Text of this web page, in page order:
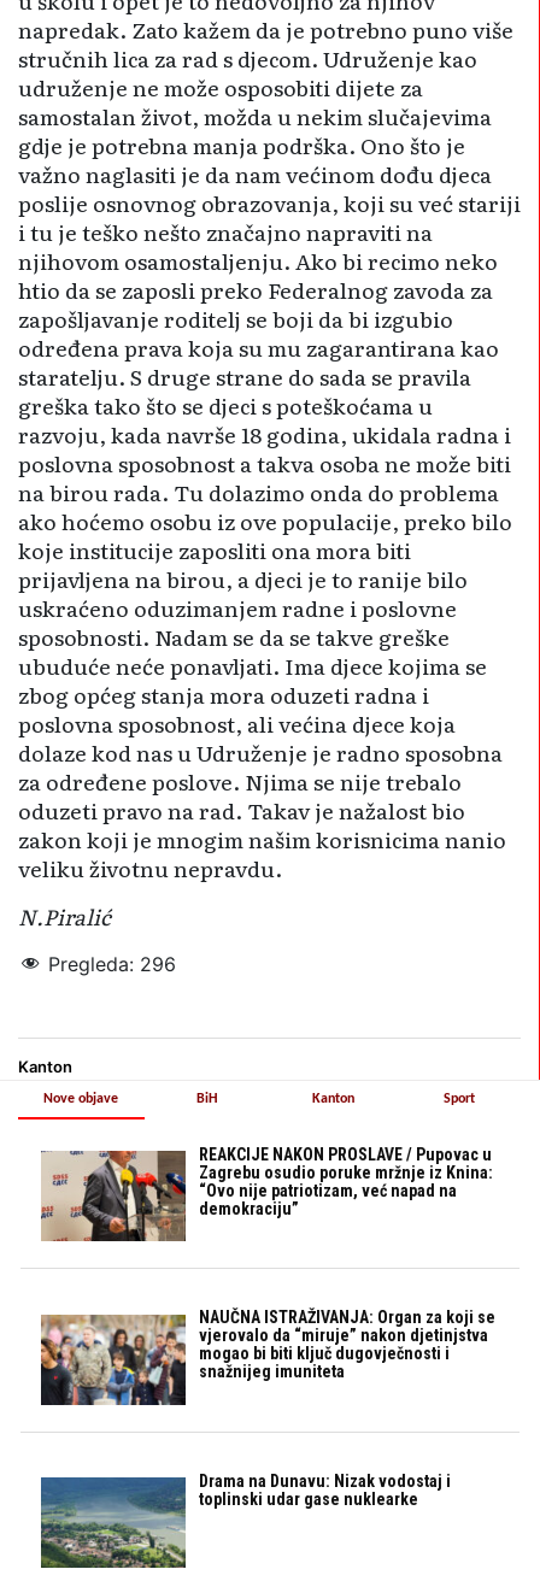
napredak. Zato kažem da je potrebno puno više
stručnih lica za rad s djecom. Udruženje kao
udruženje ne može osposobiti dijete za
samostalan život, možda u nekim slučajevima
gdje je potrebna manja podrška. Ono što je
važno naglasiti je da nam većinom dođu djeca
poslije osnovnog obrazovanja, koji su već stariji
i tu je teško nešto značajno napraviti na
njihovom osamostaljenju. Ako bi recimo neko
htio da se zaposli preko Federalnog zavoda za
zapošljavanje roditelj se boji da bi izgubio
određena prava koja su mu zagarantirana kao
staratelju. S druge strane do sada se pravila
greška tako što se djeci s poteškoćama u
razvoju, kada navrše 18 godina, ukidala radna i
poslovna sposobnost a takva osoba ne može biti
na birou rada. Tu dolazimo onda do problema
ako hoćemo osobu iz ove populacije, preko bilo
koje institucije zaposliti ona mora biti
prijavljena na birou, a djeci je to ranije bilo
uskraćeno oduzimanjem radne i poslovne
sposobnosti. Nadam se da se takve greške
ubuduće neće ponavljati. Ima djece kojima se
zbog općeg stanja mora oduzeti radna i
poslovna sposobnost, ali većina djece koja
dolaze kod nas u Udruženje je radno sposobna
za određene poslove. Njima se nije trebalo
oduzeti pravo na rad. Takav je nažalost bio
zakon koji je mnogim našim korisnicima nanio
veliku životnu nepravdu.
N.Piralić
Pregleda: 296
Kanton
Nove objave
REAKCIJE NAKON PROSLAVE / Pupovac u
Zagrebu osudio poruke mržnje iz Knina:
“Ovo nije patriotizam, već napad na
demokraciju”
NAUČNA ISTRAŽIVANJA: Organ za koji se
vjerovalo da “miruje” nakon djetinjstva
mogao bi biti ključ dugovječnosti i
snažnijeg imuniteta
Drama na Dunavu: Nizak vodostaj i
toplinski udar gase nuklearke
BiH Kanton Sport